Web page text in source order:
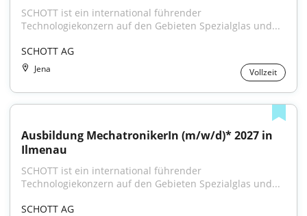
SCHOTT ist ein international führender
Technologiekonzern auf den Gebieten Spezialglas und...
SCHOTT AG
Jena Vollzeit
Ausbildung MechatronikerIn (m/w/d)* 2027 in
Ilmenau
SCHOTT ist ein international führender
Technologiekonzern auf den Gebieten Spezialglas und...
SCHOTT AG